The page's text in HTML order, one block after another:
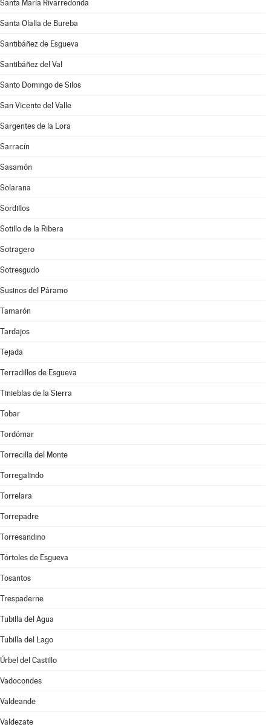
Santa María Rivarredonda
Santa Olalla de Bureba
Santibáñez de Esgueva
Santibáñez del Val
Santo Domingo de Silos
San Vicente del Valle
Sargentes de la Lora
Sarracín
Sasamón
Solarana
Sordillos
Sotillo de la Ribera
Sotragero
Sotresgudo
Susinos del Páramo
Tamarón
Tardajos
Tejada
Terradillos de Esgueva
Tinieblas de la Sierra
Tobar
Tordómar
Torrecilla del Monte
Torregalindo
Torrelara
Torrepadre
Torresandino
Tórtoles de Esgueva
Tosantos
Trespaderne
Tubilla del Agua
Tubilla del Lago
Úrbel del Castillo
Vadocondes
Valdeande
Valdezate